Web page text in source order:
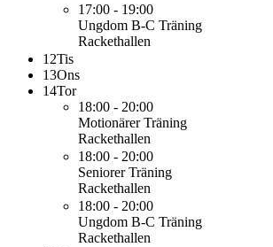
17:00 - 19:00
Ungdom B-C Träning
Rackethallen
12Tis
13Ons
14Tor
18:00 - 20:00
Motionärer Träning
Rackethallen
18:00 - 20:00
Seniorer Träning
Rackethallen
18:00 - 20:00
Ungdom B-C Träning
Rackethallen